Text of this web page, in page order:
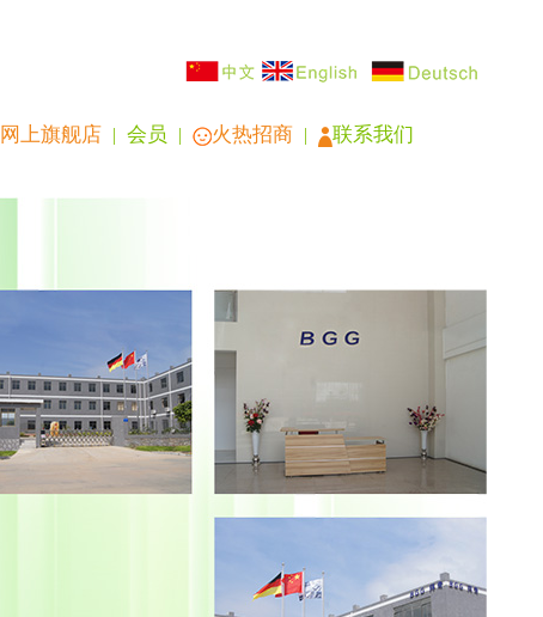
网上旗舰店 | 会员 | 火热招商 | 联系我们